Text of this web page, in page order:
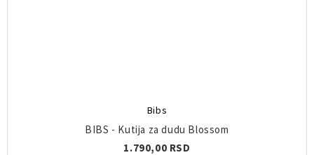
Bibs
BIBS - Kutija za dudu Blossom
1.790,00 RSD